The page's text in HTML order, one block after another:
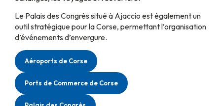
Le Palais des Congrès situé à Ajaccio est également un
outil stratégique pour la Corse, permettant l’organisation
d’événements d’envergure.
Aéroports de Corse
Ports de Commerce de Corse